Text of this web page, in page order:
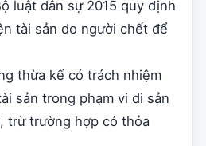
luật dân sự 2015 quy định
tài sản do người chết để
thừa kế có trách nhiệm
sản trong phạm vi di sản
trừ trường hợp có thỏa